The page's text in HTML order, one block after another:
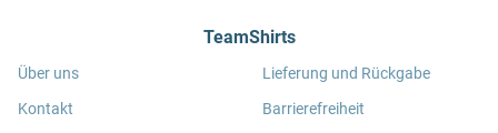
TeamShirts
Über uns
Kontakt
Lieferung und Rückgabe
Barrierefreiheit